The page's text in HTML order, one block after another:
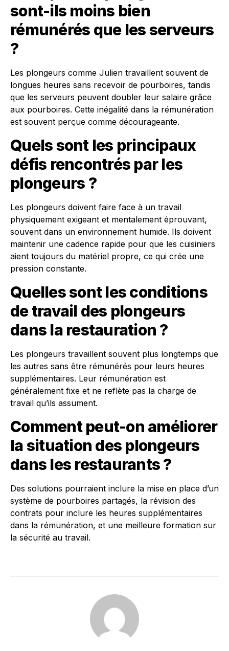
sont-ils moins bien
rémunérés que les serveurs
?
Les plongeurs comme Julien travaillent souvent de
longues heures sans recevoir de pourboires, tandis
que les serveurs peuvent doubler leur salaire grâce
aux pourboires. Cette inégalité dans la rémunération
est souvent perçue comme décourageante.
Quels sont les principaux
défis rencontrés par les
plongeurs ?
Les plongeurs doivent faire face à un travail
physiquement exigeant et mentalement éprouvant,
souvent dans un environnement humide. Ils doivent
maintenir une cadence rapide pour que les cuisiniers
aient toujours du matériel propre, ce qui crée une
pression constante.
Quelles sont les conditions
de travail des plongeurs
dans la restauration ?
Les plongeurs travaillent souvent plus longtemps que
les autres sans être rémunérés pour leurs heures
supplémentaires. Leur rémunération est
généralement fixe et ne reflète pas la charge de
travail qu’ils assument.
Comment peut-on améliorer
la situation des plongeurs
dans les restaurants ?
Des solutions pourraient inclure la mise en place d’un
système de pourboires partagés, la révision des
contrats pour inclure les heures supplémentaires
dans la rémunération, et une meilleure formation sur
la sécurité au travail.